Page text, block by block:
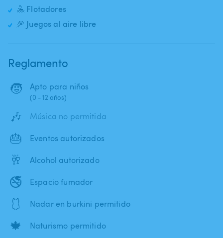
🤽 Flotadores
🥏 Juegos al aire libre
Reglamento
🧒 Apto para niños
(0 - 12 años)
🎶 Música no permitida
🎂 Eventos autorizados
🥂 Alcohol autorizado
🚭 Espacio fumador
🩱 Nadar en burkini permitido
🍁 Naturismo permitido